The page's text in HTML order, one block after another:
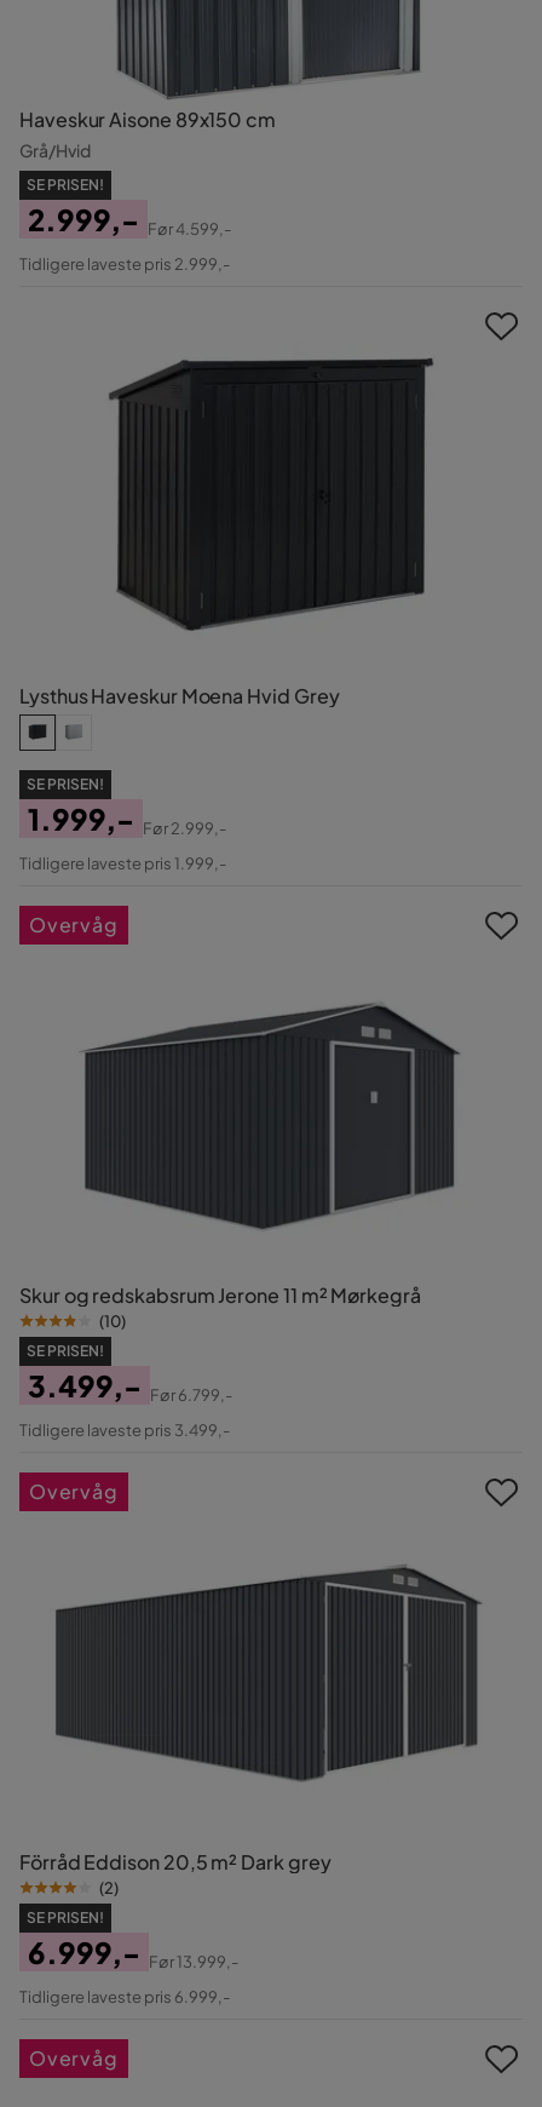
Haveskur Aisone 89x150 cm
Grå/Hvid
SE PRISEN!
Pris
2.999,-
Original
Før4.599,-
Tidligere laveste pris 2.999,-
Lysthus Haveskur Moena Hvid Grey
SE PRISEN!
Pris
1.999,-
Original
Før2.999,-
Tidligere laveste pris 1.999,-
Skur og redskabsrum Jerone 11 m² Mørkegrå
(10)
SE PRISEN!
Pris
3.499,-
Original
Før6.799,-
Tidligere laveste pris 3.499,-
Overvåg
Förråd Eddison 20,5 m² Dark grey
(2)
SE PRISEN!
Pris
6.999,-
Original
Før13.999,-
Tidligere laveste pris 6.999,-
Overvåg
Overvåg